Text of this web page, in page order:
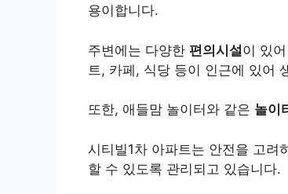
용이합니다.
주변에는 다양한 편의시설이 있
트, 카페, 식당 등이 인근에 있어
또한, 애들맘 놀이터와 같은 놀이
시티빌1차 아파트는 안전을 고려
할 수 있도록 관리되고 있습니다.